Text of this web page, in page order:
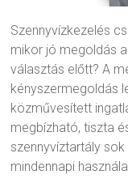
Szennyvízkezelés
mikor jó megoldás
választás előtt? A
kényszermegoldás
közművesített
megbízható, tiszta
szennyvíztartály
mindennapi